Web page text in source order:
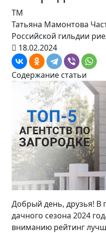
ТМ
Татьяна Мамонтова
Российской гильдии
18.02.2024
Содержание статьи
Добрый день, друзья! В
дачного сезона 2024
вниманию рейтинг